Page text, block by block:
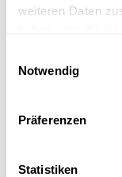
weiteren Daten
Notwendig
Präferenzen
Statistiken
Für handwerklich
gewährleisten,
anbieten.
Kosten